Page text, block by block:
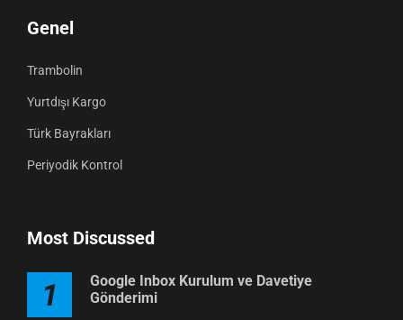
Genel
Trambolin
Yurtdışı Kargo
Türk Bayrakları
Periyodik Kontrol
Most Discussed
1
Google Inbox Kurulum ve Davetiye
Gönderimi